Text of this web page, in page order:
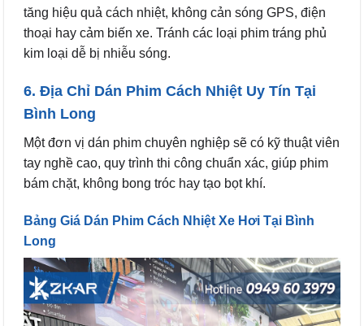
tăng hiệu quả cách nhiệt, không cản sóng GPS, điện
thoại hay cảm biến xe. Tránh các loại phim tráng phủ
kim loại dễ bị nhiễu sóng.
6. Địa Chỉ Dán Phim Cách Nhiệt Uy Tín Tại
Bình Long
Một đơn vị dán phim chuyên nghiệp sẽ có kỹ thuật viên
tay nghề cao, quy trình thi công chuẩn xác, giúp phim
bám chặt, không bong tróc hay tạo bọt khí.
Bảng Giá Dán Phim Cách Nhiệt Xe Hơi Tại Bình
Long